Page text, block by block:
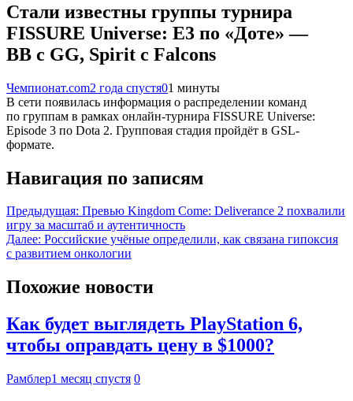
Стали известны группы турнира
FISSURE Universe: E3 по «Доте» —
BB с GG, Spirit с Falcons
Чемпионат.com2 года спустя01 минуты
В сети появилась информация о распределении команд
по группам в рамках онлайн-турнира FISSURE Universe:
Episode 3 по Dota 2. Групповая стадия пройдёт в GSL-
формате.
Навигация по записям
Предыдущая: Превью Kingdom Come: Deliverance 2 похвалили
игру за масштаб и аутентичность
Далее: Российские учёные определили, как связана гипоксия
с развитием онкологии
Похожие новости
Как будет выглядеть PlayStation 6,
чтобы оправдать цену в $1000?
Рамблер1 месяц спустя 0